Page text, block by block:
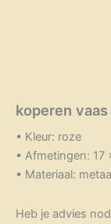
koperen vaas
• Kleur: roze
• Afmetingen: 17
• Materiaal:
Heb je advies